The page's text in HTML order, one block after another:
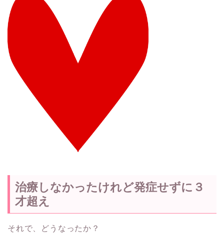
治療しなかったけれど発症せずに３
才超え
それで、どうなったか？